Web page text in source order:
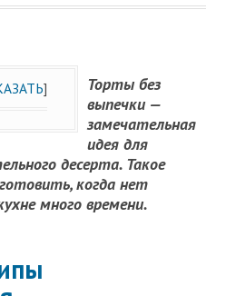
]
Торты без
выпечки —
замечательная
идея для
десерта. Такое
когда нет
много времени.